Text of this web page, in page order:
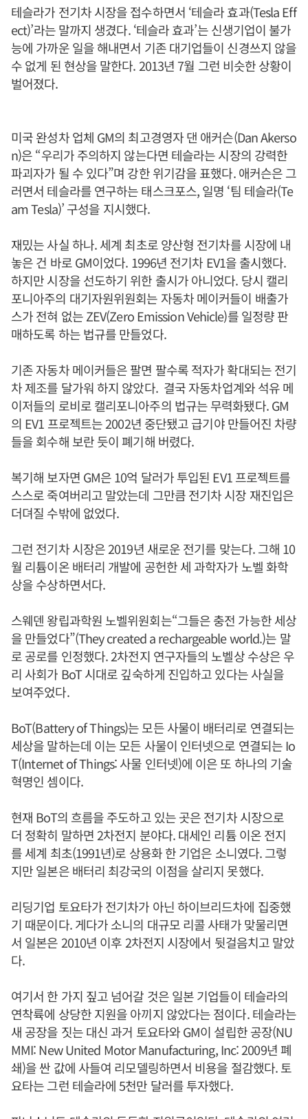
테슬라가 전기차 시장을 접수하면서 ‘테슬라 효과(Tesla Eff
ect)’라는 말까지 생겼다. ‘테슬라 효과’는 신생기업이 불가
능에 가까운 일을 해내면서 기존 대기업들이 신경쓰지 않을
수 없게 된 현상을 말한다. 2013년 7월 그런 비슷한 상황이
벌어졌다.
미국 완성차 업체 GM의 최고경영자 댄 애커슨(Dan Akerso
n)은 “우리가 주의하지 않는다면 테슬라는 시장의 강력한
파괴자가 될 수 있다”며 강한 위기감을 표했다. 애커슨은 그
러면서 테슬라를 연구하는 태스크포스, 일명 ‘팀 테슬라(Te
am Tesla)’ 구성을 지시했다.
재밌는 사실 하나. 세계 최초로 양산형 전기차를 시장에 내
놓은 건 바로 GM이었다. 1996년 전기차 EV1을 출시했다.
하지만 시장을 선도하기 위한 출시가 아니었다. 당시 캘리
포니아주의 대기자원위원회는 자동차 메이커들이 배출가
스가 전혀 없는 ZEV(Zero Emission Vehicle)를 일정량 판
매하도록 하는 법규를 만들었다.
기존 자동차 메이커들은 팔면 팔수록 적자가 확대되는 전기
차 제조를 달가워 하지 않았다. 결국 자동차업계와 석유 메
이저들의 로비로 캘리포니아주의 법규는 무력화됐다. GM
의 EV1 프로젝트는 2002년 중단됐고 급기야 만들어진 차량
들을 회수해 보란 듯이 폐기해 버렸다.
복기해 보자면 GM은 10억 달러가 투입된 EV1 프로젝트를
스스로 죽여버리고 말았는데 그만큼 전기차 시장 재진입은
더뎌질 수밖에 없었다.
그런 전기차 시장은 2019년 새로운 전기를 맞는다. 그해 10
월 리튬이온 배터리 개발에 공헌한 세 과학자가 노벨 화학
상을 수상하면서다.
스웨덴 왕립과학원 노벨위원회는“그들은 충전 가능한 세상
을 만들었다”(They created a rechargeable world.)는 말
로 공로를 인정했다. 2차전지 연구자들의 노벨상 수상은 우
리 사회가 BoT 시대로 깊숙하게 진입하고 있다는 사실을
보여주었다.
BoT(Battery of Things)는 모든 사물이 배터리로 연결되는
세상을 말하는데 이는 모든 사물이 인터넷으로 연결되는 Io
T(Internet of Things: 사물 인터넷)에 이은 또 하나의 기술
혁명인 셈이다.
현재 BoT의 흐름을 주도하고 있는 곳은 전기차 시장으로
더 정확히 말하면 2차전지 분야다. 대세인 리튬 이온 전지
를 세계 최초(1991년)로 상용화 한 기업은 소니였다. 그렇
지만 일본은 배터리 최강국의 이점을 살리지 못했다.
리딩기업 토요타가 전기차가 아닌 하이브리드차에 집중했
기 때문이다. 게다가 소니의 대규모 리콜 사태가 맞물리면
서 일본은 2010년 이후 2차전지 시장에서 뒷걸음치고 말았
다.
여기서 한 가지 짚고 넘어갈 것은 일본 기업들이 테슬라의
연착륙에 상당한 지원을 아끼지 않았다는 점이다. 테슬라는
새 공장을 짓는 대신 과거 토요타와 GM이 설립한 공장(NU
MMI: New United Motor Manufacturing, Inc: 2009년 폐
쇄)을 싼 값에 사들여 리모델링하면서 비용을 절감했다. 토
요타는 그런 테슬라에 5천만 달러를 투자했다.